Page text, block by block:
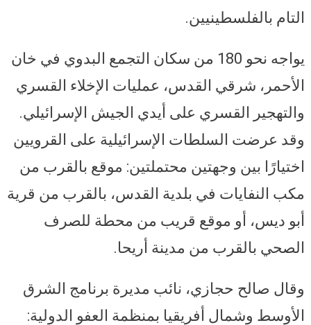
التام بالفلسطينيين.
يواجه نحو 180 من سكان التجمع البدوي في خان
الأحمر، شرقي القدس، عمليات الإخلاء القسري
والتهجير القسري على أيدي الجيش الإسرائيلي.
وقد عرضت السلطات الإسرائيلية على القرويين
اختيارًا بين وجهتين محتملتين: موقع بالقرب من
مكب النفايات في بلدية القدس، بالقرب من قرية
أبو ديس، أو موقع قريب من محطة للصرف
الصحي بالقرب من مدينة أريحا.
وقال صالح حجازي، نائب مديرة برنامج الشرق
الأوسط وشمال أفريقيا بمنظمة العفو الدولية: